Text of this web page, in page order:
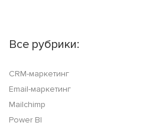
Все рубрики:
CRM-маркетинг
Email-маркетинг
Mailchimp
Power BI